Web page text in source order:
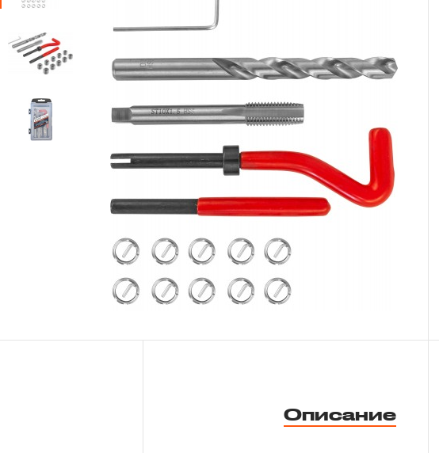
Распродажа
Новости
Бренды
Гарантия и сервис
Доставка и оплата
Партнерам
Описание